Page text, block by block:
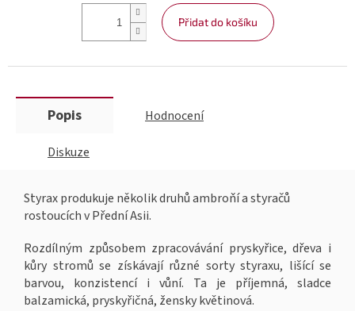
Přidat do košíku
Popis Hodnocení
Diskuze
Styrax produkuje několik druhů ambroňí a styračů
rostoucích v Přední Asii.
Rozdílným způsobem zpracovávání pryskyřice, dřeva i
kůry stromů se získávají různé sorty styraxu, lišící se
barvou, konzistencí i vůní. Ta je příjemná, sladce
balzamická, pryskyřičná, žensky květinová.